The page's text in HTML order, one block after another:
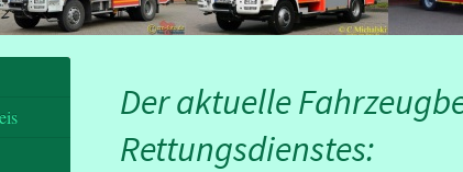
Der aktuelle
Rettungsdienstes: